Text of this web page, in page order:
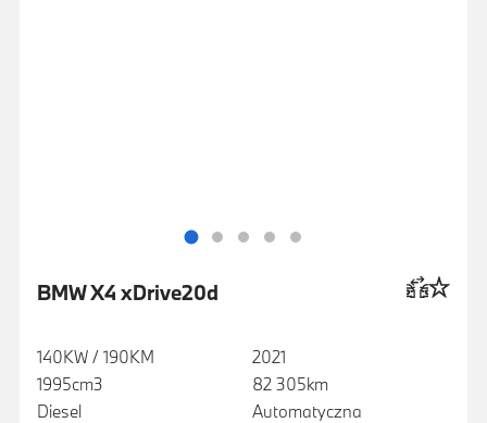
BMW X4 xDrive20d
140KW / 190KM
1995cm3
Diesel
2021
82 305km
Automatyczna